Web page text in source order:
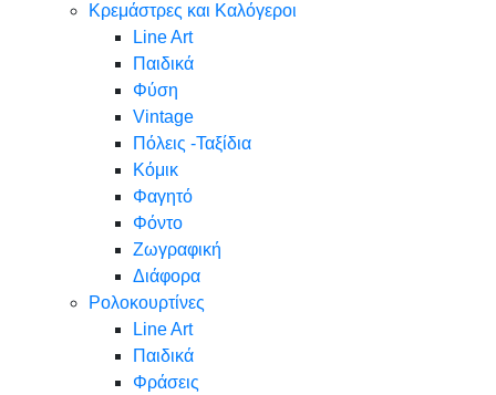
Κρεμάστρες και Καλόγεροι
Line Art
Παιδικά
Φύση
Vintage
Πόλεις -Ταξίδια
Κόμικ
Φαγητό
Φόντο
Ζωγραφική
Διάφορα
Ρολοκουρτίνες
Line Art
Παιδικά
Φράσεις